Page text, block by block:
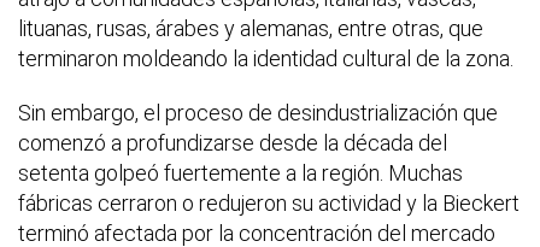
lituanas, rusas, árabes y alemanas, entre otras, que
terminaron moldeando la identidad cultural de la zona.
Sin embargo, el proceso de desindustrialización que
comenzó a profundizarse desde la década del
setenta golpeó fuertemente a la región. Muchas
fábricas cerraron o redujeron su actividad y la Bieckert
terminó afectada por la concentración del mercado